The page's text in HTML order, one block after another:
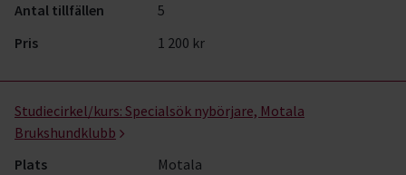
Antal tillfällen
5
Pris
1 200 kr
Studiecirkel/kurs: Specialsök nybörjare, Motala
Brukshundklubb
Plats
Motala